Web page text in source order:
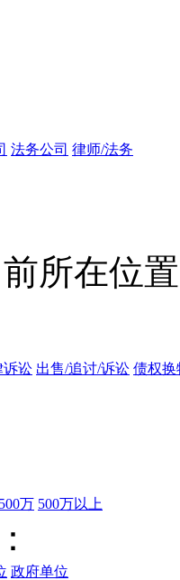
法务公司 律师/法务
所在位
诉讼 出售/追讨/诉讼 债权换
万 500万以上
政府单位